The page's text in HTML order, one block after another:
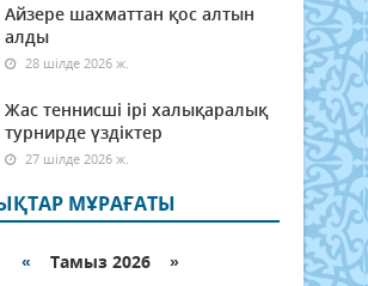
Айзере шахматтан қос алтын
алды
28 шілде 2026 ж.
Жас теннисші ірі халықаралық
турнирде үздіктер
27 шілде 2026 ж.
МҰРАҒАТЫ
« Тамыз 2026 »